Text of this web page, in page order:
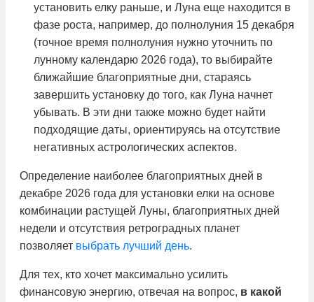
установить елку раньше, и Луна еще находится в
фазе роста, например, до полнолуния 15 декабря
(точное время полнолуния нужно уточнить по
лунному календарю 2026 года), то выбирайте
ближайшие благоприятные дни, стараясь
завершить установку до того, как Луна начнет
убывать. В эти дни также можно будет найти
подходящие даты, ориентируясь на отсутствие
негативных астрологических аспектов.
Определение наиболее благоприятных дней в
декабре 2026 года для установки елки на основе
комбинации растущей Луны, благоприятных дней
недели и отсутствия ретроградных планет
позволяет выбрать лучший день.
Для тех, кто хочет максимально усилить
финансовую энергию, отвечая на вопрос, в какой